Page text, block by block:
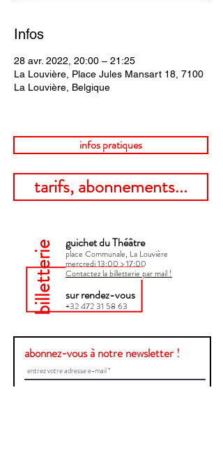
Infos
28 avr. 2022, 20:00 – 21:25
La Louvière, Place Jules Mansart 18, 7100
La Louvière, Belgique
infos pratiques
tarifs, abonnements...
billetterie guichet du Théâtre
place Communale, La Louvière
mercredi 13:00 > 17:00​
Contactez la billetterie par mail !
sur rendez-vous
+32 472 31 58 63
abonnez-vous à notre newsletter !